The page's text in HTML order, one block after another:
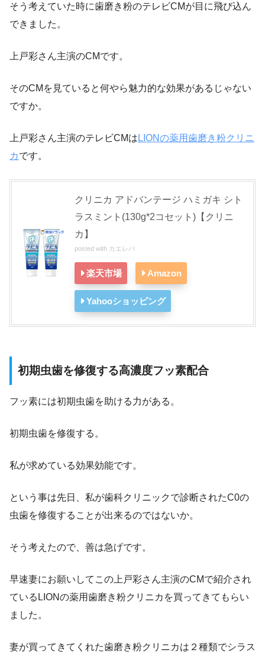
そう考えていた時に歯磨き粉のテレビCMが目に飛び込ん
できました。
上戸彩さん主演のCMです。
そのCMを見ていると何やら魅力的な効果があるじゃない
ですか。
上戸彩さん主演のテレビCMは LIONの薬用歯磨き粉クリニ
カです。
クリニカ アドバンテージ ハミガキ シト
ラスミント(130g*2コセット)【クリニ
カ】
posted with カエレバ
楽天市場 Amazon
Yahooショッピング
初期虫歯を修復する高濃度フッ素配合
フッ素には初期虫歯を助ける力がある。
初期虫歯を修復する。
私が求めている効果効能です。
という事は先日、私が歯科クリニックで診断されたC0の
虫歯を修復することが出来るのではないか。
そう考えたので、善は急げです。
早速妻にお願いしてこの上戸彩さん主演のCMで紹介され
ているLIONの薬用歯磨き粉クリニカを買ってきてもらい
ました。
妻が買ってきてくれた歯磨き粉クリニカは２種類でシラス